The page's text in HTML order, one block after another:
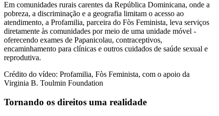
Em comunidades rurais carentes da República Dominicana, onde a
pobreza, a discriminação e a geografia limitam o acesso ao
atendimento, a Profamilia, parceira do Fòs Feminista, leva serviços
diretamente às comunidades por meio de uma unidade móvel -
oferecendo exames de Papanicolau, contraceptivos,
encaminhamento para clínicas e outros cuidados de saúde sexual e
reprodutiva.
Crédito do vídeo: Profamilia, Fòs Feminista, com o apoio da
Virginia B. Toulmin Foundation
Tornando os direitos uma realidade